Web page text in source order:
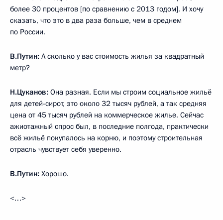
более 30 процентов [по сравнению с 2013 годом]. И хочу
сказать, что это в два раза больше, чем в среднем
по России.
В.Путин: А сколько у вас стоимость жилья за квадратный
метр?
Н.Цуканов: Она разная. Если мы строим социальное жильё
для детей-сирот, это около 32 тысяч рублей, а так средняя
цена от 45 тысяч рублей на коммерческое жилье. Сейчас
ажиотажный спрос был, в последние полгода, практически
всё жильё покупалось на корню, и поэтому строительная
отрасль чувствует себя уверенно.
В.Путин: Хорошо.
<…>